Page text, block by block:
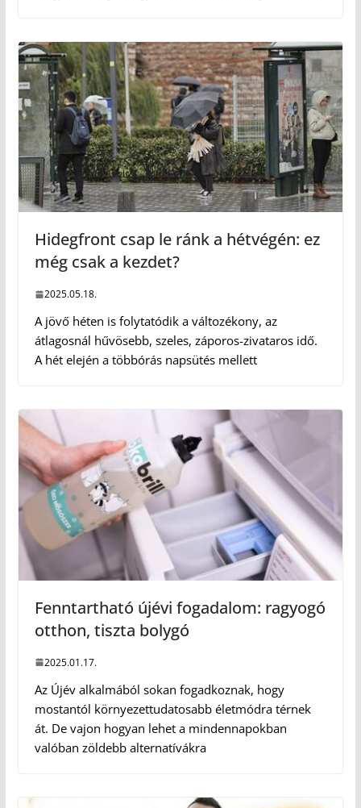
Hidegfront csap le ránk a hétvégén: ez
még csak a kezdet?
2025.05.18.
A jövő héten is folytatódik a változékony, az
átlagosnál hűvösebb, szeles, záporos-zivataros idő.
A hét elején a többórás napsütés mellett
Fenntartható újévi fogadalom: ragyogó
otthon, tiszta bolygó
2025.01.17.
Az Újév alkalmából sokan fogadkoznak, hogy
mostantól környezettudatosabb életmódra térnek
át. De vajon hogyan lehet a mindennapokban
valóban zöldebb alternatívákra